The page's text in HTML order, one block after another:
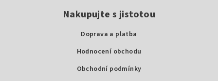
Nakupujte s jistotou
Doprava a platba
Hodnocení obchodu
Obchodní podmínky